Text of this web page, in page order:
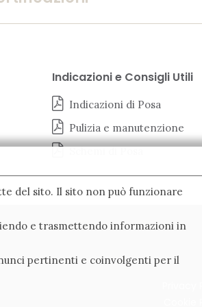
Indicazioni e Consigli Utili
Indicazioni di Posa
Pulizia e manutenzione
Schemi di Posa
del sito. Il sito non può funzionare
e trasmettendo informazioni in
pertinenti e coinvolgenti per il